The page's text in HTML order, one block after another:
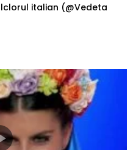
italian (@Vedeta